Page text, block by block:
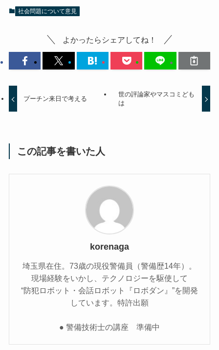
社会問題について意見
よかったらシェアしてね！
プーチン来日で考える
世の評論家やマスコミども
は
この記事を書いた人
korenaga
埼玉県在住。73歳の現役警備員（警備歴14年）。
現場経験をいかし、テクノロジーを駆使して
“防犯ロボット・会話ロボット『ロボダン』”を開発
しています。特許出願
● 警備技術士の講座 準備中